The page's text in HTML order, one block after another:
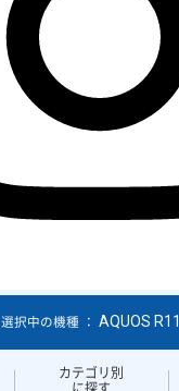
カテゴリ別
選択中の機種 ： AQUOS R11